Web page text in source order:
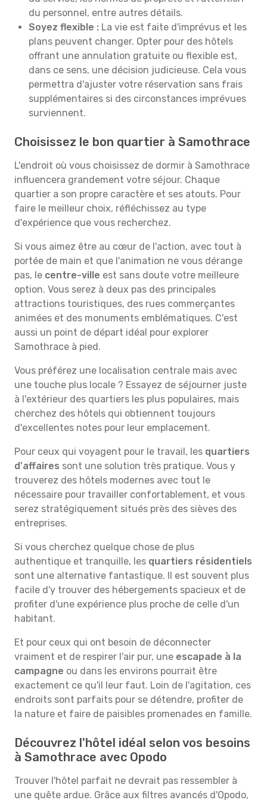
du personnel, entre autres détails.
Soyez flexible : La vie est faite d'imprévus et les
plans peuvent changer. Opter pour des hôtels
offrant une annulation gratuite ou flexible est,
dans ce sens, une décision judicieuse. Cela vous
permettra d'ajuster votre réservation sans frais
supplémentaires si des circonstances imprévues
surviennent.
Choisissez le bon quartier à Samothrace
L'endroit où vous choisissez de dormir à Samothrace
influencera grandement votre séjour. Chaque
quartier a son propre caractère et ses atouts. Pour
faire le meilleur choix, réfléchissez au type
d'expérience que vous recherchez.
Si vous aimez être au cœur de l'action, avec tout à
portée de main et que l'animation ne vous dérange
pas, le centre-ville est sans doute votre meilleure
option. Vous serez à deux pas des principales
attractions touristiques, des rues commerçantes
animées et des monuments emblématiques. C'est
aussi un point de départ idéal pour explorer
Samothrace à pied.
Vous préférez une localisation centrale mais avec
une touche plus locale ? Essayez de séjourner juste
à l'extérieur des quartiers les plus populaires, mais
cherchez des hôtels qui obtiennent toujours
d'excellentes notes pour leur emplacement.
Pour ceux qui voyagent pour le travail, les quartiers
d'affaires sont une solution très pratique. Vous y
trouverez des hôtels modernes avec tout le
nécessaire pour travailler confortablement, et vous
serez stratégiquement situés près des sièves des
entreprises.
Si vous cherchez quelque chose de plus
authentique et tranquille, les quartiers résidentiels
sont une alternative fantastique. Il est souvent plus
facile d'y trouver des hébergements spacieux et de
profiter d'une expérience plus proche de celle d'un
habitant.
Et pour ceux qui ont besoin de déconnecter
vraiment et de respirer l'air pur, une escapade à la
campagne ou dans les environs pourrait être
exactement ce qu'il leur faut. Loin de l'agitation, ces
endroits sont parfaits pour se détendre, profiter de
la nature et faire de paisibles promenades en famille.
Découvrez l'hôtel idéal selon vos besoins
à Samothrace avec Opodo
Trouver l'hôtel parfait ne devrait pas ressembler à
une quête ardue. Grâce aux filtres avancés d'Opodo,